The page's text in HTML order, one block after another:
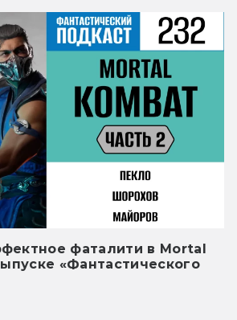
фаталити в Mortal
«Фантастического